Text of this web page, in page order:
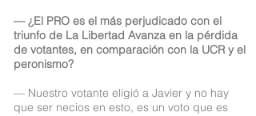
— ¿El PRO es el más perjudicado con el
triunfo de La Libertad Avanza en la pérdida
de votantes, en comparación con la UCR y el
peronismo?
— Nuestro votante eligió a Javier y no hay
que ser necios en esto, es un voto que es